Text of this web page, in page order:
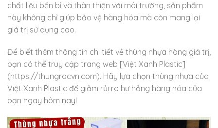
chất liệu bền bỉ và thân thiện với môi trường, sản phẩm
này không chỉ giúp bảo vệ hàng hóa mà còn mang lại
giá trị sử dụng cao.
Để biết thêm thông tin chi tiết về thùng nhựa hàng giá trị,
bạn có thể truy cập trang web [Việt Xanh Plastic]
(https://thungracvn.com). Hãy lựa chọn thùng nhựa của
Việt Xanh Plastic để giảm rủi ro hư hỏng hàng hóa của
bạn ngay hôm nay!